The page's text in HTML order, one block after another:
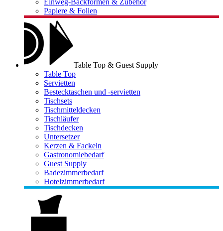
Einweg-Backformen & Zubehör
Papiere & Folien
Table Top & Guest Supply
Table Top
Servietten
Bestecktaschen und -servietten
Tischsets
Tischmitteldecken
Tischläufer
Tischdecken
Untersetzer
Kerzen & Fackeln
Gastronomiebedarf
Guest Supply
Badezimmerbedarf
Hotelzimmerbedarf